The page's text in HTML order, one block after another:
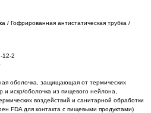
/ Гофрированная антистатическая трубка /
12-2
оболочка, защищающая от термических
искр/оболочка из пищевого нейлона,
воздействий и санитарной обработки
FDA для контакта с пищевыми продуктами)